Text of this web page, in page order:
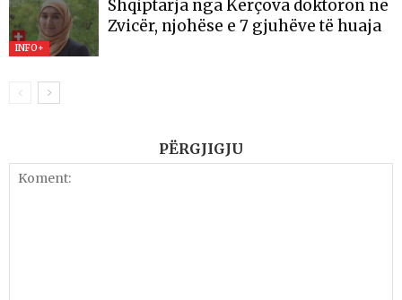
INFO+
Shqiptarja nga Kërçova doktoron në
Zvicër, njohëse e 7 gjuhëve të huaja
PËRGJIGJU